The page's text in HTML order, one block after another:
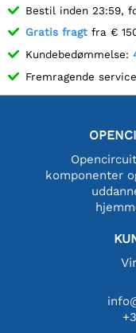
Bestil inden 23:59,
Gratis fragt fra €
Kundebedømmelse:
Fremragende service
komponenter